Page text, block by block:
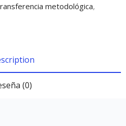
metodológica,
(0)